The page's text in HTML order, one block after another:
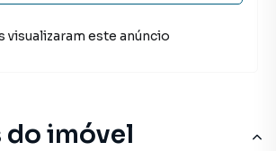
do imóvel
visualizaram este anúncio